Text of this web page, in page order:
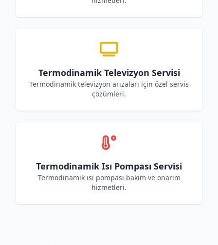
Termodinamik Televizyon Servisi
Termodinamik televizyon arızaları için özel servis
çözümleri.
Termodinamik Isı Pompası Servisi
Termodinamik ısı pompası bakım ve onarım
hizmetleri.